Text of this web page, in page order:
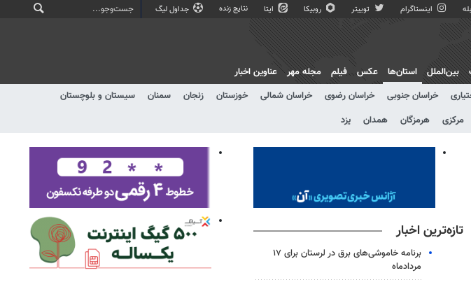
بله اینستاگرام توییتر روبیکا ایتا نتایج زنده جداول لیگ
بین‌الملل
استان‌ها
خراسان جنوبی خراسان رضوی خراسان شمالی خوزستان زنجان سمنان
سیستان و بلوچستان
مرکزی هرمزگان همدان یزد
عکس فیلم مجله مهر عناوین اخبار
تازه‌ترین اخبار
برنامه خاموشی‌های برق در لرستان برای ۱۷
مردادماه